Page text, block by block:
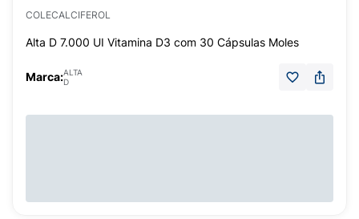
COLECALCIFEROL
Alta D 7.000 UI Vitamina D3 com 30 Cápsulas Moles
Marca:ALTA
D